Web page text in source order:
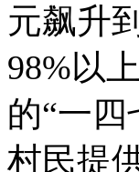
元飙升
98%以
的“一
村民提